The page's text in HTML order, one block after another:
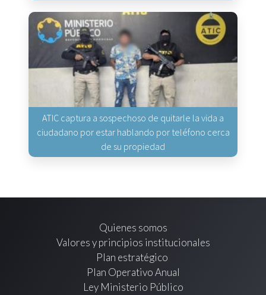
ATIC captura a sospechoso de quitarle la vida a
ciudadano por estar hablando por teléfono cerca
de su propiedad
Quienes somos
Valores y principios institucionales
Plan estratégico
Plan Operativo Anual
Ley Ministerio Público